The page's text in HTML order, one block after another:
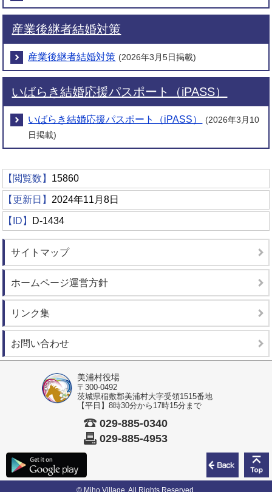
産業後継者結婚対策
産業後継者結婚対策 (2026年3月5日掲載)
いばらき結婚応援パスポート（iPASS）
いばらき結婚応援パスポート（iPASS）
(2026年3月10
日掲載)
前の
【閲覧数】 15860
【更新日】 2024年11月8日
【ID】 D-1434
サイトマップ
ホームページ運営方針
リンク集
お問い合わせ
美浦村役場
〒300-0492
茨城県稲敷郡美浦村大字受領1515番地
【平日】8時30分から17時15分まで
029-885-0340
029-885-4953
© Miho Village. All Rights Reserved.